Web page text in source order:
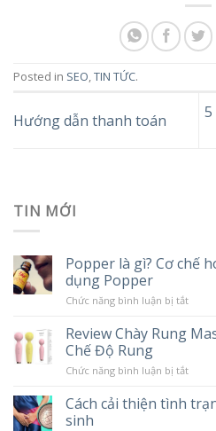
Posted in SEO,TIN TỨC.
Hướng dẫn thanh toán
TIN MỚI
Popper là gì? Cơ chế
dụng Popper
Chức năng bình luận bị tắtở
gì?
hoạt
và
tác
Review Chày Rung
Chế Độ Rung
Chức năng bình luận bị tắtở
Rung
Cách cải thiện tình
sinh